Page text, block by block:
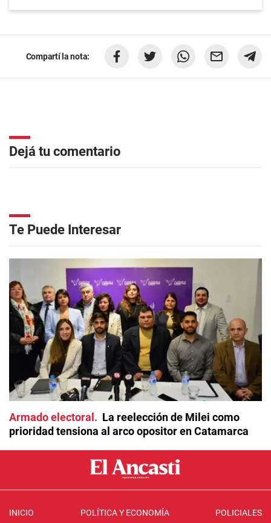
Compartí la nota:
Dejá tu comentario
Te Puede Interesar
Armado electoral
La reelección de Milei como
prioridad tensiona al arco opositor en Catamarca
INICIO POLÍTICA Y ECONOMÍA POLICIALES